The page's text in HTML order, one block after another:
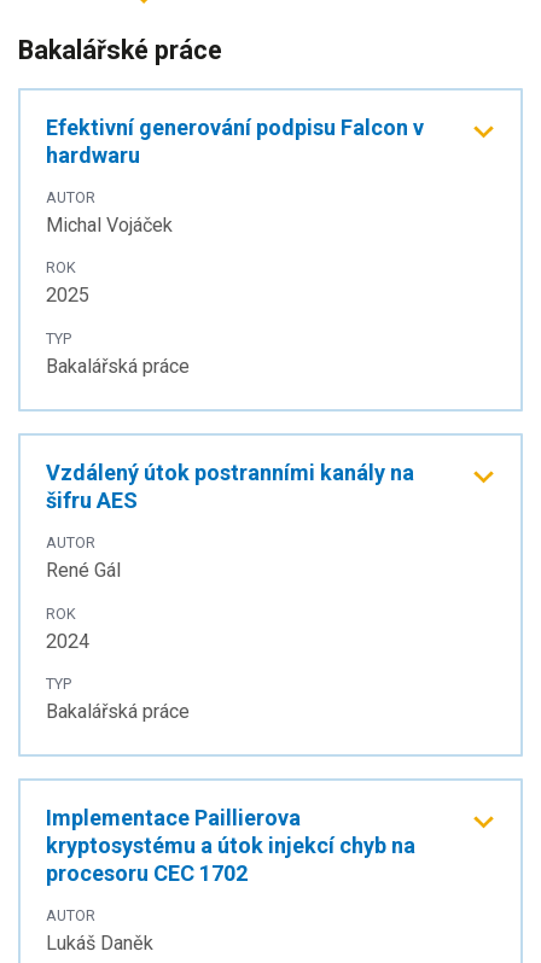
Bakalářské práce
Efektivní generování podpisu Falcon v
hardwaru
AUTOR
Michal Vojáček
ROK
2025
TYP
Bakalářská práce
Vzdálený útok postranními kanály na
šifru AES
AUTOR
René Gál
ROK
2024
TYP
Bakalářská práce
Implementace Paillierova
kryptosystému a útok injekcí chyb na
procesoru CEC 1702
AUTOR
Lukáš Daněk